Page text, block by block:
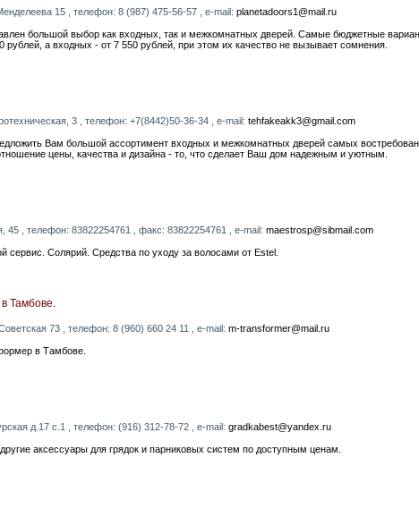
15 , телефон: 8 (987) 475-56-57 , e-mail: planetadoors1@mail.ru
большой выбор как входных, так и межкомнатных дверей. Самые бюджетные
а входных - от 7 550 рублей, при этом их качество не вызывает сомнения.
3 , телефон: +7(8442)50-36-34 , e-mail: tehfakeakk3@gmail.com
Вам большой ассортимент входных и межкомнатных дверей самых
цены, качества и дизайна - то, что сделает Ваш дом надежным и уютным.
45 , телефон: 83822254761 , факс: 83822254761 , e-mail: maestrosp@sibmail.com
сервис. Солярий. Средства по уходу за волосами от Estel.
Тамбове.
73 , телефон: 8 (960) 660 24 11 , e-mail: m-transformer@mail.ru
в Тамбове.
д.17 с.1 , телефон: (916) 312-78-72 , e-mail: gradkabest@yandex.ru
аксессуары для грядок и парниковых систем по доступным ценам.